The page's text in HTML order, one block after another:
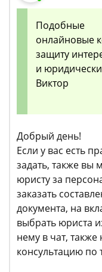
Подобные
онлайновые
защиту
и
Виктор
Добрый день!
Если у вас есть
задать, также вы
юристу за
заказать
документа, на
выбрать юриста
нему в чат, также
консультацию по